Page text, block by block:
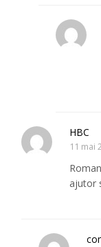
HBC
11 mai
ajutor